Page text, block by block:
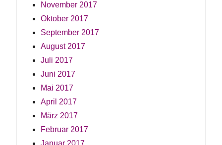
November 2017
Oktober 2017
September 2017
August 2017
Juli 2017
Juni 2017
Mai 2017
April 2017
März 2017
Februar 2017